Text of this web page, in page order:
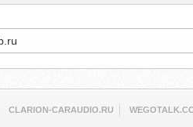
CLARION-CARAUDIO.RU